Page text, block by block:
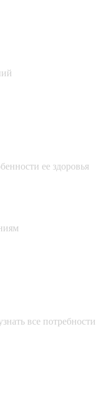
ее здоровья
все потребности